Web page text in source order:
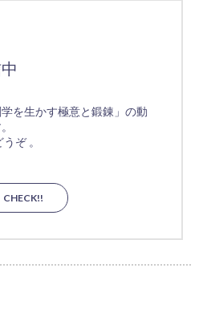
を生かす極意と鍛錬」の動
ぞ 。
CHECK!!